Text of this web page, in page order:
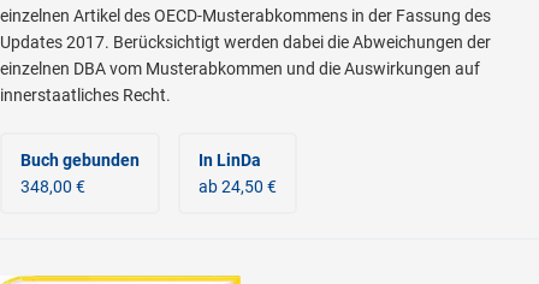
einzelnen Artikel des OECD-Musterabkommens in der Fassung des
Updates 2017. Berücksichtigt werden dabei die Abweichungen der
einzelnen DBA vom Musterabkommen und die Auswirkungen auf
innerstaatliches Recht.
Buch gebunden
348,00 €
In LinDa
ab 24,50 €